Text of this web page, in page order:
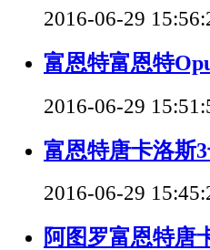
2016-06-29
富恩特富恩特
2016-06-29
富恩特唐卡洛斯
2016-06-29
阿图罗富恩特唐